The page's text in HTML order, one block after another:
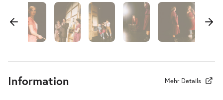
Do.
01.04.2027
10:30–12:10 Uhr
Ausverkauft
Information Mehr Details